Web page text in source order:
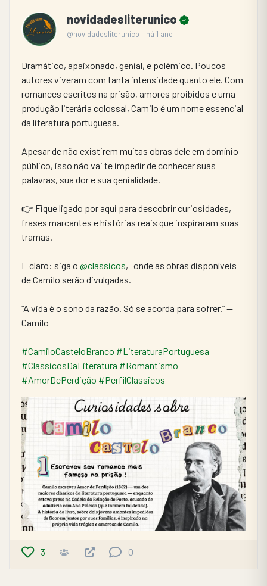
novidadesliterunico
@novidadesliterunico há 1 ano
Dramático, apaixonado, genial, e polêmico. Poucos
autores viveram com tanta intensidade quanto ele. Com
romances escritos na prisão, amores proibidos e uma
produção literária colossal, Camilo é um nome essencial
da literatura portuguesa.
Apesar de não existirem muitas obras dele em domínio
público, isso não vai te impedir de conhecer suas
palavras, sua dor e sua genialidade.
👉 Fique ligado por aqui para descobrir curiosidades,
frases marcantes e histórias reais que inspiraram suas
tramas.
E claro: siga o @classicos,   onde as obras disponíveis
de Camilo serão divulgadas.
“A vida é o sono da razão. Só se acorda para sofrer.” —
Camilo
#CamiloCasteloBranco #LiteraturaPortuguesa
#ClassicosDaLiteratura #Romantismo
#AmorDePerdição #PerfilClassicos
3 0